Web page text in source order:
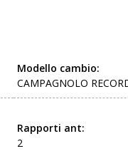
Modello cambio:
CAMPAGNOLO
Rapporti ant:
2